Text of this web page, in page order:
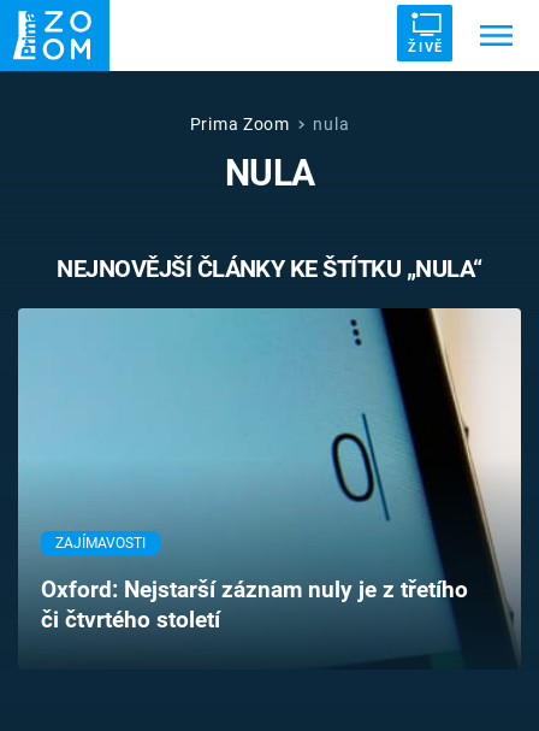
ŽIVĚ
UFO DRUHÁ SVĚTOVÁ VÁLKA
VETŘELCI DÁVNOVĚKU
Časopis
Sledujte prima+
Prima Zoom nula
NULA
NEJNOVĚJŠÍ ČLÁNKY KE ŠTÍTKU „NULA“
ZAJÍMAVOSTI
Oxford: Nejstarší záznam nuly je z třetího
či čtvrtého století